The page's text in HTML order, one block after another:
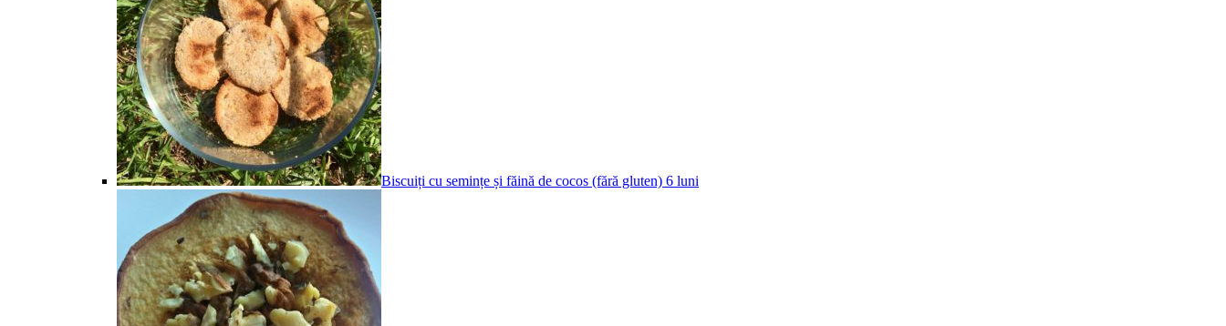
Biscuiți cu semințe și făină de cocos (fără gluten) 6 luni